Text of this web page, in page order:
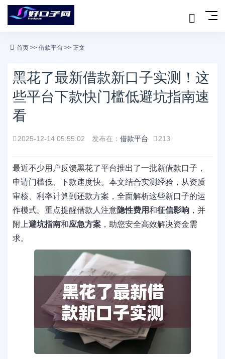
首页 >> 借款平台 >> 正文
黑花了最新借款新口子实测！这
些平台下款快门槛低避坑指南速
看
2025-12-14 05:55:02 发布在： 借款平台 213
最近不少用户反馈黑花了平台推出了一批新借款口子，
申请门槛低、下款速度快。本文结合实测经验，从资质
审核、利率计算到还款方案，全面解析这些新口子的运
作模式。重点提醒借款人注意隐性费用和征信影响 ，并
附上避坑指南和应急方案 ，助您安全高效解决资金需
求。